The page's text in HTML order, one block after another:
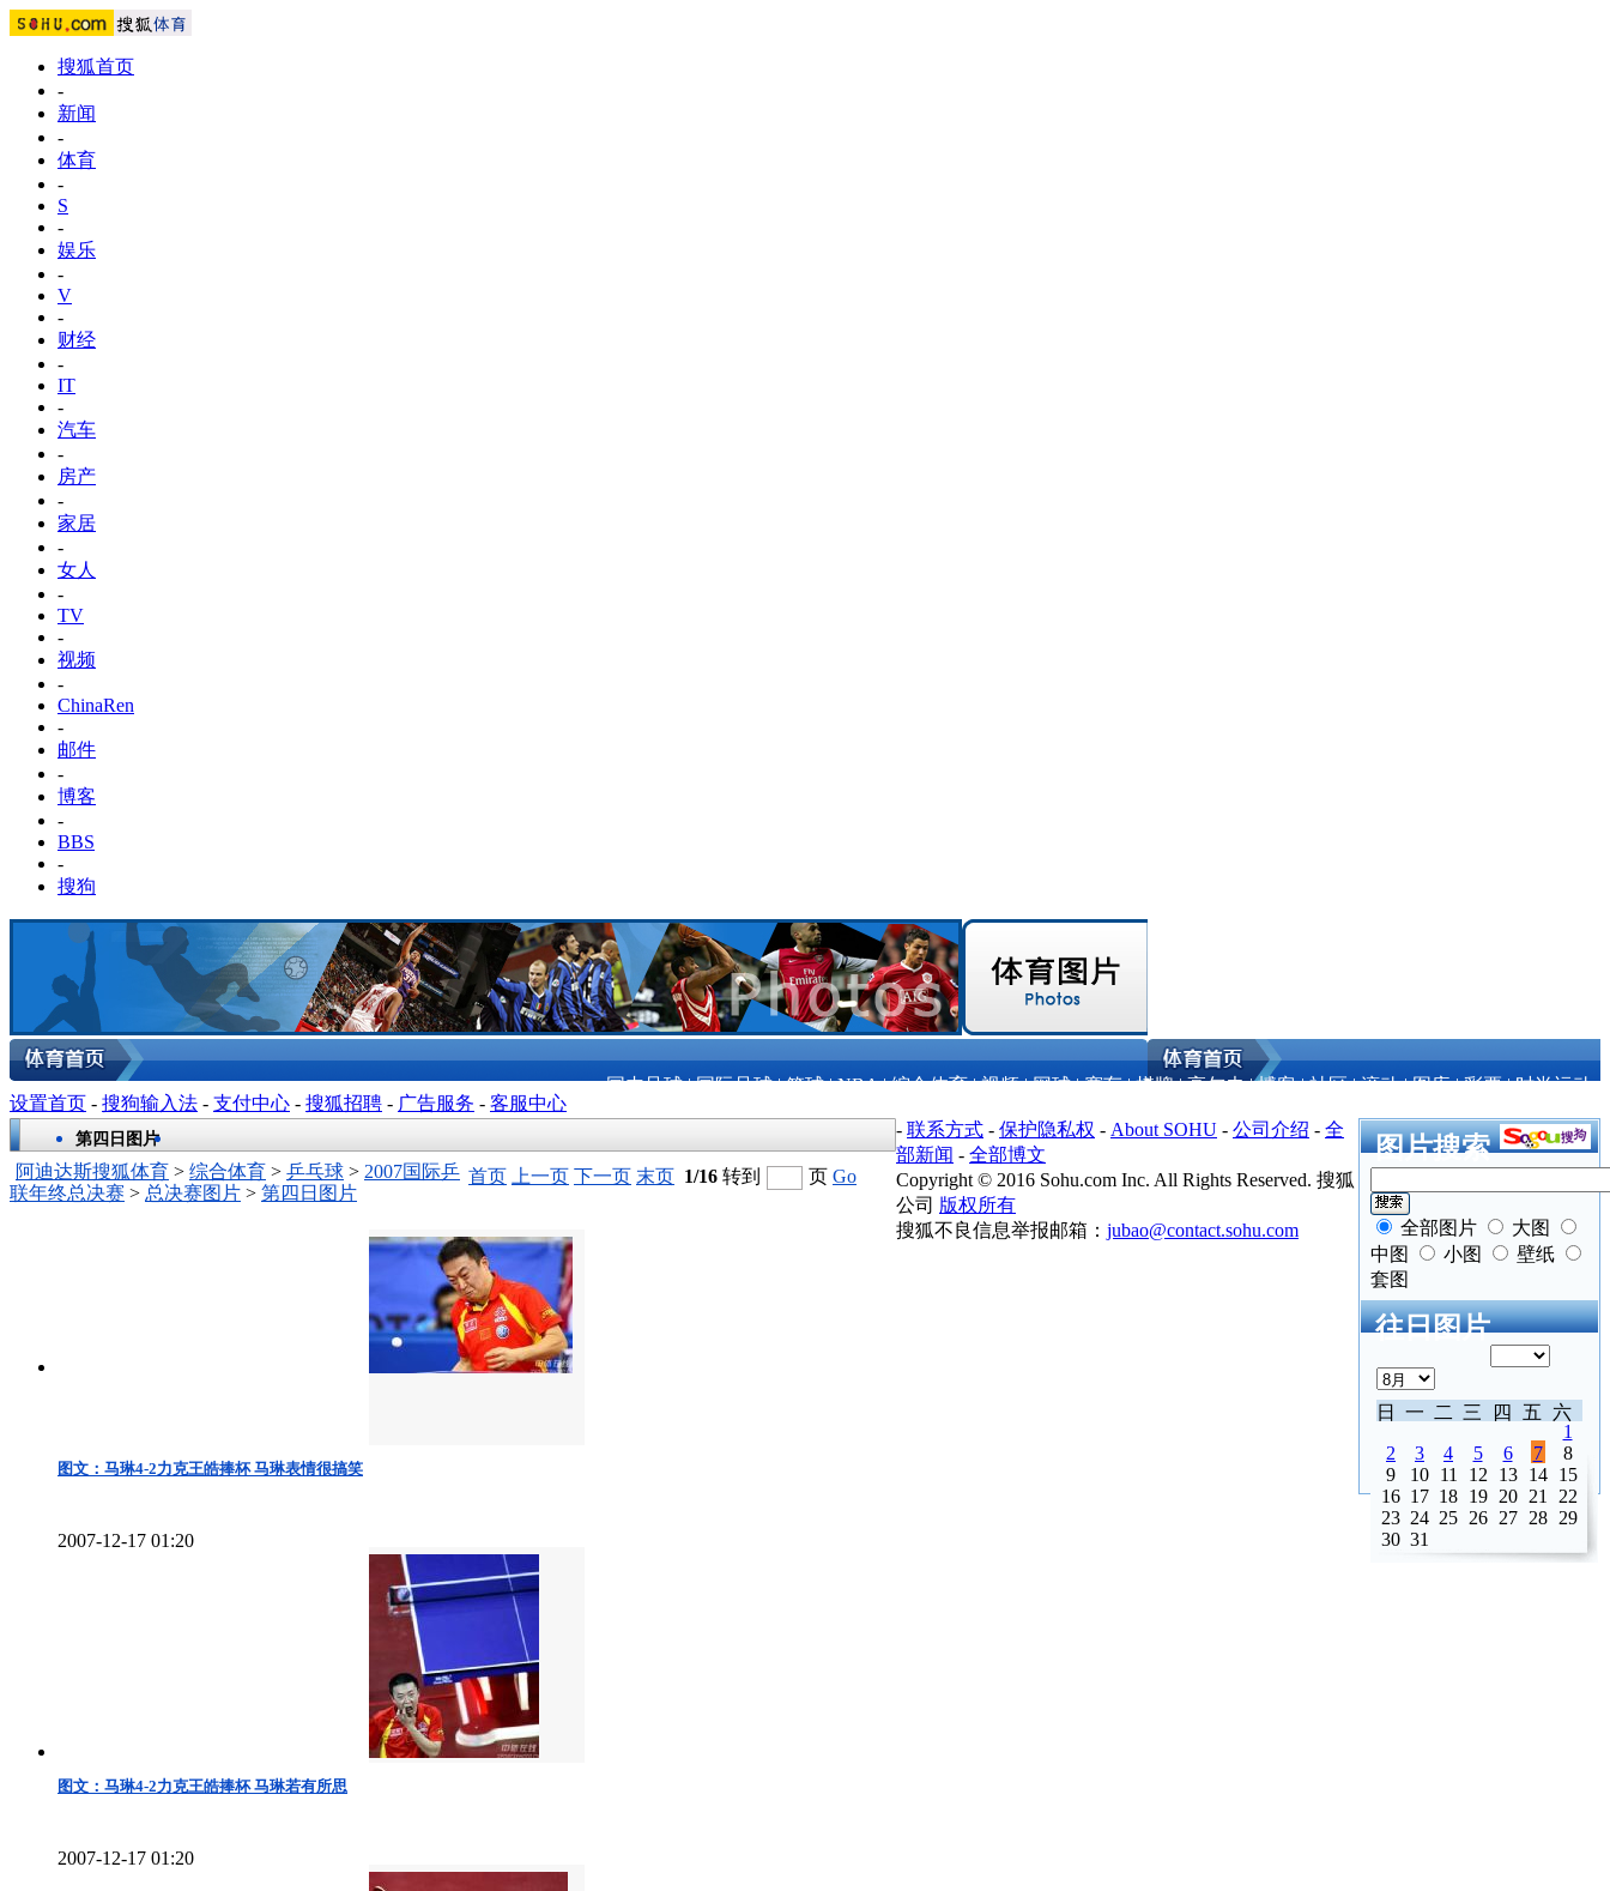
搜狐首页
-
新闻
-
体育
-
S
-
娱乐
-
V
-
财经
-
IT
-
汽车
-
房产
-
家居
-
女人
-
TV
-
视频
-
ChinaRen
-
邮件
-
博客
-
BBS
-
搜狗
国内足球|国际足球|篮球|NBA|综合体育|视频|网球|赛车|棋牌|高尔夫|博客|社区|滚动|图库|彩票|时尚运动
第四日图片
阿迪达斯搜狐体育 > 综合体育 > 乒乓球 > 2007国际乒
联年终总决赛 > 总决赛图片 > 第四日图片
图文：马琳4-2力克王皓捧杯 马琳表情很搞笑
2007-12-17 01:20
图文：马琳4-2力克王皓捧杯 马琳若有所思
2007-12-17 01:20
首页 上一页 下一页 末页 1/16 转到 页 Go
图片搜索
全部图片
大图
中图
小图
壁纸
套图
往日图片
日 一 二 三 四 五
六
1
2
3 4 5 6 7
8
9
10 11 12 13 14
15
16 17 18 19 20 21
22
23 24 25 26 27 28
29
30 31
设置首页 - 搜狗输入法 - 支付中心 - 搜狐招聘 - 广告服务 - 客服中心
- 联系方式 - 保护隐私权 - About SOHU - 公司介绍 - 全
部新闻 - 全部博文
Copyright © 2016 Sohu.com Inc. All Rights Reserved. 搜狐
公司 版权所有
搜狐不良信息举报邮箱： jubao@contact.sohu.com